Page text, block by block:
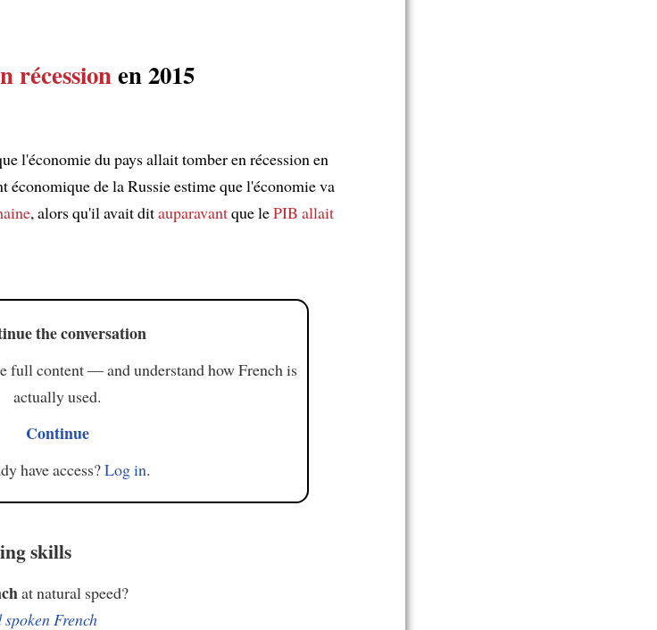
récessionen 2015
l'économie du pays allait tomber en récession en
économique de la Russie estime que l'économie va
, alors qu'il avait ditauparavantque lePIB allait
the conversation
full content — and understand how French is
actually used.
Continue
have access?Log in.
skills
at natural speed?
French